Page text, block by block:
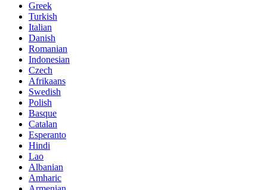
Greek
Turkish
Italian
Danish
Romanian
Indonesian
Czech
Afrikaans
Swedish
Polish
Basque
Catalan
Esperanto
Hindi
Lao
Albanian
Amharic